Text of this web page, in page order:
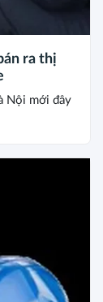
ra thị
Nội mới đây